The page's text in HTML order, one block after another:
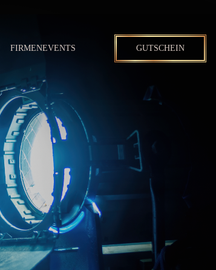
FIRMENEVENTS GUTSCHEIN